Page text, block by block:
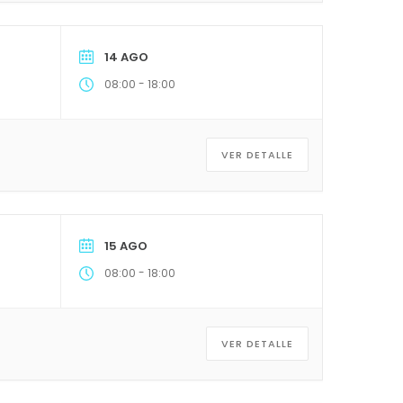
14 AGO
08:00 - 18:00
VER DETALLE
15 AGO
08:00 - 18:00
VER DETALLE